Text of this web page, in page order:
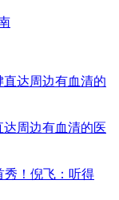
周边有血清的医